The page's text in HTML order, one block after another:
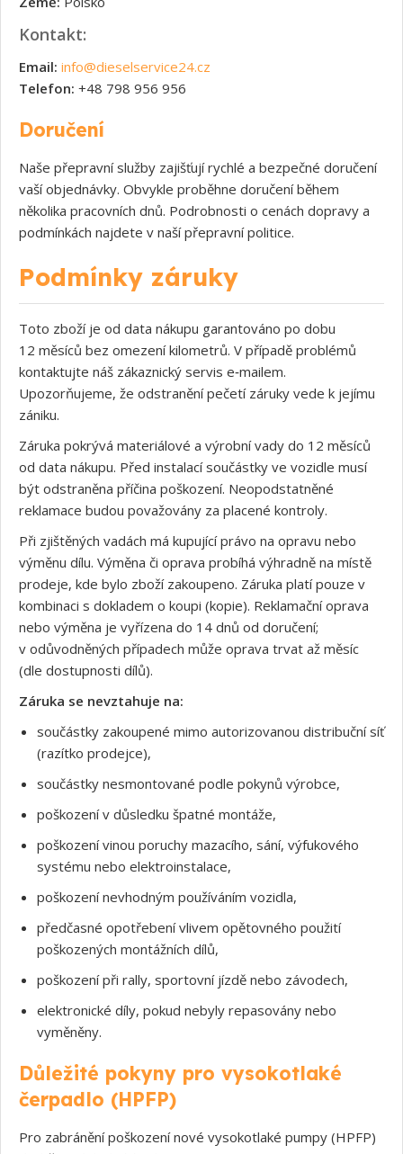
Kontakt:
Email: info@dieselservice24.cz
Telefon: +48 798 956 956
Doručení
Naše přepravní služby zajišťují rychlé a bezpečné doručení
vaší objednávky. Obvykle proběhne doručení během
několika pracovních dnů. Podrobnosti o cenách dopravy a
podmínkách najdete v naší přepravní politice.
Podmínky záruky
Toto zboží je od data nákupu garantováno po dobu
12 měsíců bez omezení kilometrů. V případě problémů
kontaktujte náš zákaznický servis e‑mailem.
Upozorňujeme, že odstranění pečetí záruky vede k jejímu
zániku.
Záruka pokrývá materiálové a výrobní vady do 12 měsíců
od data nákupu. Před instalací součástky ve vozidle musí
být odstraněna příčina poškození. Neopodstatněné
reklamace budou považovány za placené kontroly.
Při zjištěných vadách má kupující právo na opravu nebo
výměnu dílu. Výměna či oprava probíhá výhradně na místě
prodeje, kde bylo zboží zakoupeno. Záruka platí pouze v
kombinaci s dokladem o koupi (kopie). Reklamační oprava
nebo výměna je vyřízena do 14 dnů od doručení;
v odůvodněných případech může oprava trvat až měsíc
(dle dostupnosti dílů).
Záruka se nevztahuje na:
součástky zakoupené mimo autorizovanou distribuční síť
(razítko prodejce),
součástky nesmontované podle pokynů výrobce,
poškození v důsledku špatné montáže,
poškození vinou poruchy mazacího, sání, výfukového
systému nebo elektroinstalace,
poškození nevhodným používáním vozidla,
předčasné opotřebení vlivem opětovného použití
poškozených montážních dílů,
poškození při rally, sportovní jízdě nebo závodech,
elektronické díly, pokud nebyly repasovány nebo
vyměněny.
Důležité pokyny pro vysokotlaké
čerpadlo (HPFP)
Pro zabránění poškození nové vysokotlaké pumpy (HPFP)
Souhlasím s GDPR